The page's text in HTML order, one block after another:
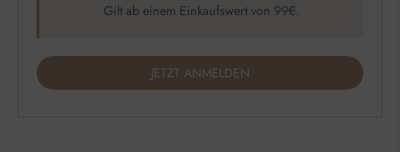
Gilt ab einem Einkaufswert von 99€.
JETZT ANMELDEN